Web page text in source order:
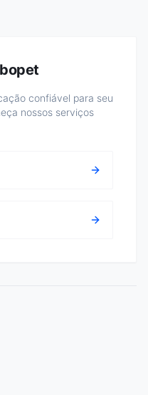
confiável para seu
nossos serviços